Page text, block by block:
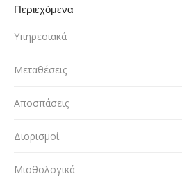
Περιεχόμενα
Υπηρεσιακά
Μεταθέσεις
Αποσπάσεις
Διορισμοί
Μισθολογικά